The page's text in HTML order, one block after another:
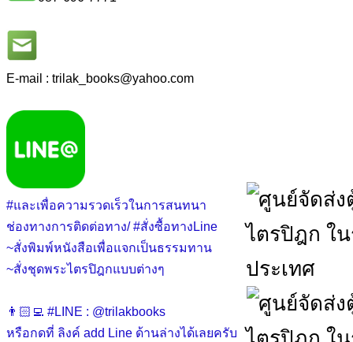
E-mail : trilak_books@yahoo.com
#และเพื่อความรวดเร็วในการสนทนา
ช่องทางการติดต่อทาง/ #สั่งซื้อทางLine
~สั่งพิมพ์หนังสือเพื่อแจกเป็นธรรมทาน
~สั่งชุดพระไตรปิฎกแบบต่างๆ
👨🏻‍💻 #LINE : @trilakbooks
หรือกดที่ ลิงค์ add Line ด้านล่างได้เลยครับ